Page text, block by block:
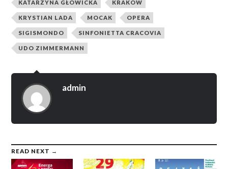
KATARZYNA GŁOWICKA KRAKÓW
KRYSTIAN LADA MOCAK OPERA
SIGISMONDO SINFONIETTA CRACOVIA
UDO ZIMMERMANN
admin
READ NEXT →